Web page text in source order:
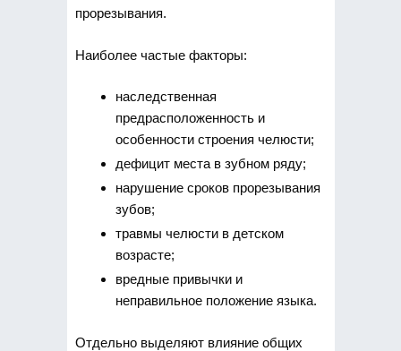
прорезывания.
Наиболее частые факторы:
наследственная
предрасположенность и
особенности строения челюсти;
дефицит места в зубном ряду;
нарушение сроков прорезывания
зубов;
травмы челюсти в детском
возрасте;
вредные привычки и
неправильное положение языка.
Отдельно выделяют влияние общих